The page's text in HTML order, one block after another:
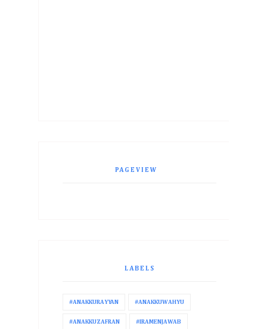
PAGEVIEW
LABELS
#ANAKKURAYYAN #ANAKKUWAHYU
#ANAKKUZAFRAN #IRAMENJAWAB